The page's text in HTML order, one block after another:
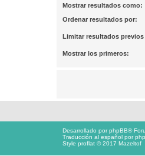
Mostrar resultados como:
Ordenar resultados por:
Limitar resultados previos
Mostrar los primeros:
Desarrollado porphpBB®
Traducción al español por
Style proflat © 2017 Mazeltof